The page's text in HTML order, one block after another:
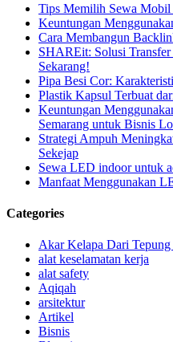
Tips Memilih Sewa Mobil
Keuntungan
Cara Membangun
SHAREit: Solusi
Sekarang!
Pipa Besi Cor:
Plastik Kapsul Terbuat
Keuntungan
Semarang untuk Bisnis
Strategi Ampuh
Sekejap
Sewa LED indoor untuk
Manfaat Menggunakan
Categories
Akar Kelapa Dari Tepung
alat keselamatan kerja
alat safety
Aqiqah
arsitektur
Artikel
Bisnis